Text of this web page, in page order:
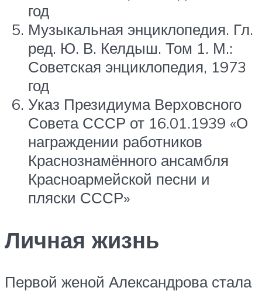
год
Музыкальная энциклопедия. Гл.
ред. Ю. В. Келдыш. Том 1. М.:
Советская энциклопедия, 1973
год
Указ Президиума Верховсного
Совета СССР от 16.01.1939 «О
награждении работников
Краснознамённого ансамбля
Красноармейской песни и
пляски СССР»
Личная жизнь
Первой женой Александрова стала